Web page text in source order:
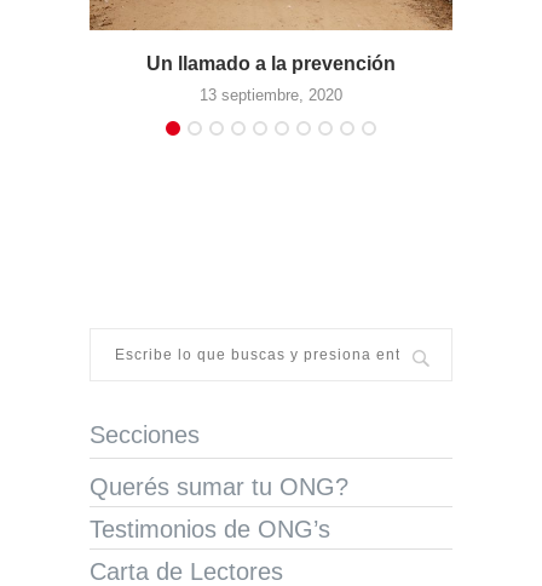
a la prevención El valor de las
Secciones
Querés sumar tu ONG?
Testimonios de ONG’s
Carta de Lectores